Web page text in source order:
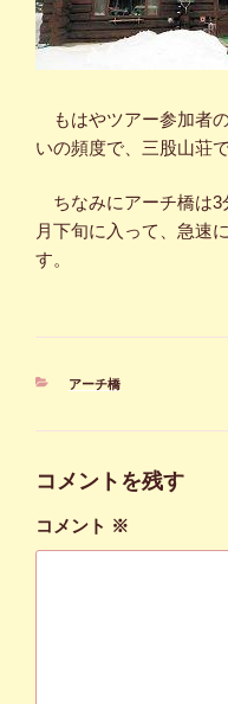
もはやツアー参加者
いの頻度で、三股山荘
ちなみにアーチ橋は3
月下旬に入って、急速
す。
カ
アーチ橋
コメントを残す
コメント ※